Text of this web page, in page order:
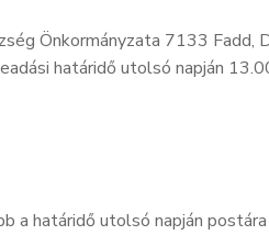
Önkormányzata 7133 Fadd,
határidő utolsó napján
a határidő utolsó napján